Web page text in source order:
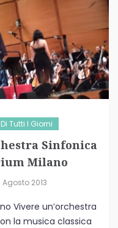
Tutti I Giorni
Sinfonica
Milano
Agosto 2013
Vivere un’orchestra
la musica classica